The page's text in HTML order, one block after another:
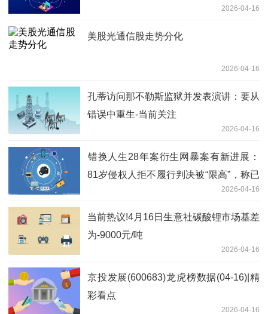
2026-04-16
美股光通信股走势分化
2026-04-16
孔蒂访问那不勒斯监狱并发表演讲：要从
错误中重生-当前关注
2026-04-16
错换人生28年案衍生网暴案有新进展：
81岁侵权人拒不履行判决被“限高”，称已
2026-04-16
当前热议!4月16日生意社碳酸锂市场基差
为-9000元/吨
2026-04-16
京投发展(600683)龙虎榜数据(04-16)|精
彩看点
2026-04-16